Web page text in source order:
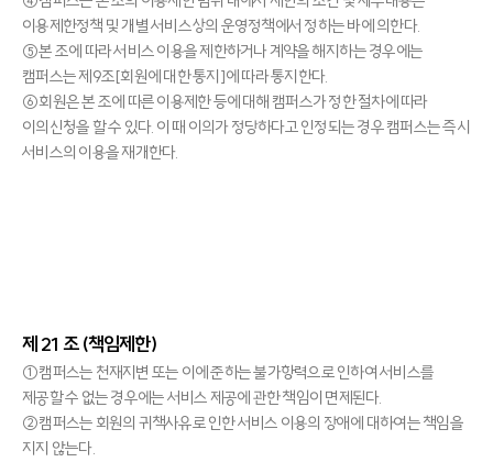
이용제한정책 및 개별 서비스상의 운영정책에서 정하는 바에 의한다.
⑤본 조에 따라 서비스 이용을 제한하거나 계약을 해지하는 경우에는
캠퍼스는 제9조[회원에 대한 통지]에 따라 통지한다.
⑥회원은 본 조에 따른 이용제한 등에 대해 캠퍼스가 정한 절차에 따라
이의신청을 할 수 있다. 이 때 이의가 정당하다고 인정되는 경우 캠퍼스는 즉시
서비스의 이용을 재개한다.
제 21 조 (책임제한)
①캠퍼스는 천재지변 또는 이에 준하는 불가항력으로 인하여 서비스를
제공할 수 없는 경우에는 서비스 제공에 관한 책임이 면제된다.
②캠퍼스는 회원의 귀책사유로 인한 서비스 이용의 장애에 대하여는 책임을
지지 않는다.